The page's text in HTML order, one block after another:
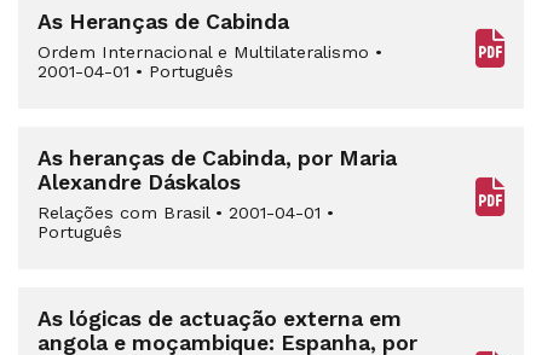
As Heranças de Cabinda
Ordem Internacional e Multilateralismo •
2001-04-01 • Português
As heranças de Cabinda, por Maria
Alexandre Dáskalos
Relações com Brasil • 2001-04-01 •
Português
As lógicas de actuação externa em
angola e moçambique: Espanha, por